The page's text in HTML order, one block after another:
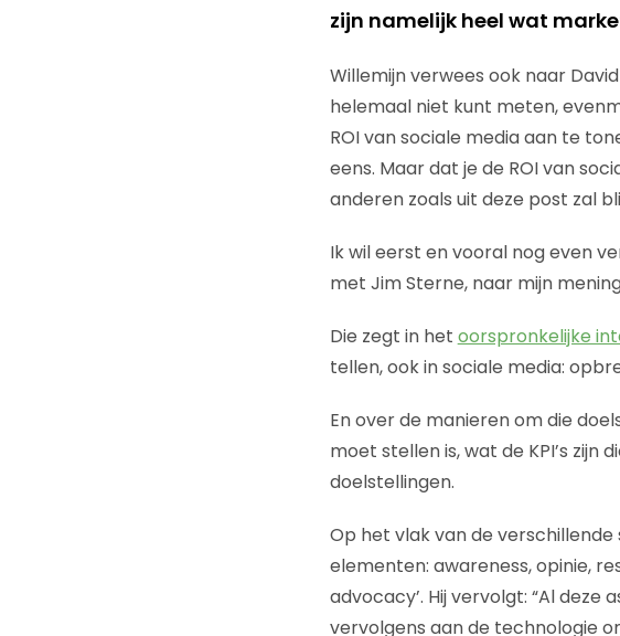
zijn namelijk heel wat
Willemijn verwees ook naar
helemaal niet kunt meten,
ROI van sociale media aan te
eens. Maar dat je de ROI van
anderen zoals uit deze post zal
Ik wil eerst en vooral nog even
met Jim Sterne, naar mijn
Die zegt in het oorspronkelijke
tellen, ook in sociale media:
En over de manieren om die
moet stellen is, wat de KPI’s
doelstellingen.
Op het vlak van de verschillende
elementen: awareness, opinie,
advocacy’. Hij vervolgt: “Al deze
vervolgens aan de technologie